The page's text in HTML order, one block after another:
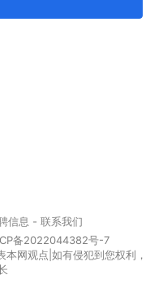
信息 - 联系我们
备2022044382号-7
网观点|如有侵犯到您权利，